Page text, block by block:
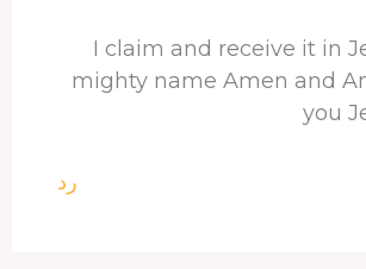
I claim and receive it in
mighty name Amen and
you
رد